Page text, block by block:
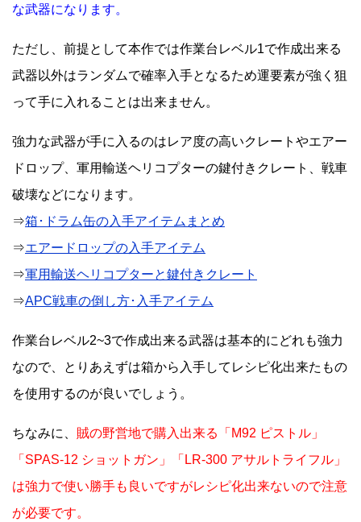
な武器になります。
ただし、前提として本作では作業台レベル1で作成出来る
武器以外はランダムで確率入手となるため運要素が強く狙
って手に入れることは出来ません。
強力な武器が手に入るのはレア度の高いクレートやエアー
ドロップ、軍用輸送ヘリコプターの鍵付きクレート、戦車
破壊などになります。
⇒箱･ドラム缶の入手アイテムまとめ
⇒エアードロップの入手アイテム
⇒軍用輸送ヘリコプターと鍵付きクレート
⇒APC戦車の倒し方･入手アイテム
作業台レベル2~3で作成出来る武器は基本的にどれも強力
なので、とりあえずは箱から入手してレシピ化出来たもの
を使用するのが良いでしょう。
ちなみに、 賊の野営地で購入出来る「M92 ピストル」
「SPAS-12 ショットガン」「LR-300 アサルトライフル」
は強力で使い勝手も良いですがレシピ化出来ないので注意
が必要です。